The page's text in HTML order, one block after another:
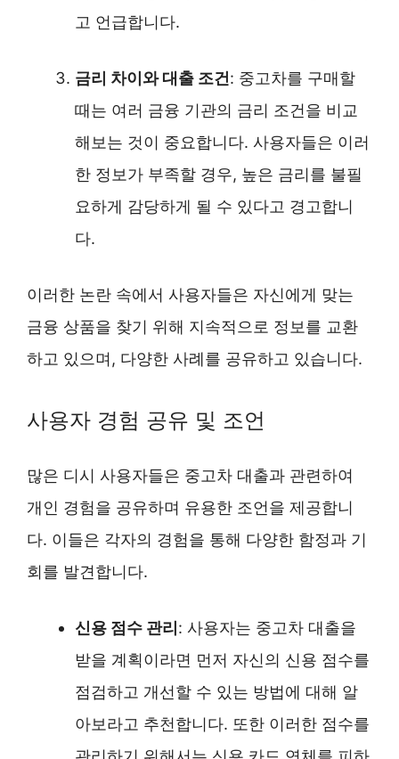
고 언급합니다.
금리 차이와 대출 조건: 중고차를 구매할
때는 여러 금융 기관의 금리 조건을 비교
해보는 것이 중요합니다. 사용자들은 이러
한 정보가 부족할 경우, 높은 금리를 불필
요하게 감당하게 될 수 있다고 경고합니
다.
이러한 논란 속에서 사용자들은 자신에게 맞는
금융 상품을 찾기 위해 지속적으로 정보를 교환
하고 있으며, 다양한 사례를 공유하고 있습니다.
사용자 경험 공유 및 조언
많은 디시 사용자들은 중고차 대출과 관련하여
개인 경험을 공유하며 유용한 조언을 제공합니
다. 이들은 각자의 경험을 통해 다양한 함정과 기
회를 발견합니다.
신용 점수 관리 : 사용자는 중고차 대출을
받을 계획이라면 먼저 자신의 신용 점수를
점검하고 개선할 수 있는 방법에 대해 알
아보라고 추천합니다. 또한 이러한 점수를